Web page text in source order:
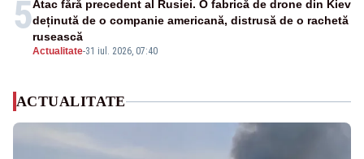
5
Actualitate-31 iul. 2026, 07:40
Atac fără precedent al Rusiei. O fabrică de drone din Kiev
deținută de o companie americană, distrusă de o rachetă
rusească
ACTUALITATE